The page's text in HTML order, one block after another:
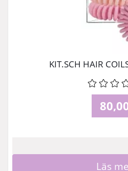
KIT.SCH HAIR
Läs